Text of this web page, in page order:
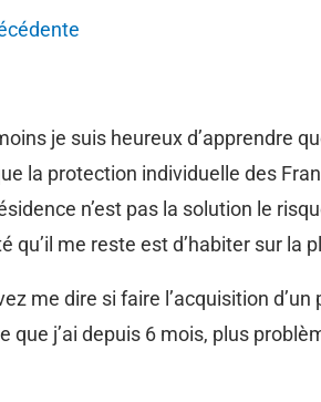
je suis heureux d’apprendre
la protection individuelle des
n’est pas la solution le
qu’il me reste est d’habiter sur
me dire si faire l’acquisition
que j’ai depuis 6 mois, plus